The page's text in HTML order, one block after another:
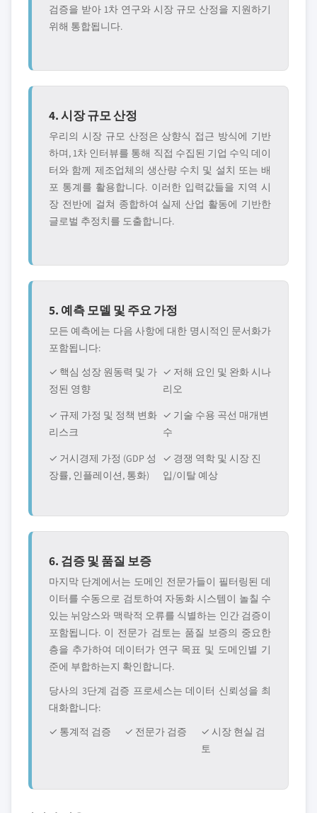
검증을 받아 1차 연구와 시장 규모 산정을 지원하기
위해 통합됩니다.
4. 시장 규모 산정
우리의 시장 규모 산정은 상향식 접근 방식에 기반
하며, 1차 인터뷰를 통해 직접 수집된 기업 수익 데이
터와 함께 제조업체의 생산량 수치 및 설치 또는 배
포 통계를 활용합니다. 이러한 입력값들을 지역 시
장 전반에 걸쳐 종합하여 실제 산업 활동에 기반한
글로벌 추정치를 도출합니다.
5. 예측 모델 및 주요 가정
모든 예측에는 다음 사항에 대한 명시적인 문서화가
포함됩니다:
✓ 핵심 성장 원동력 및 가
정된 영향
✓ 저해 요인 및 완화 시나
리오
✓ 규제 가정 및 정책 변화
리스크
✓ 기술 수용 곡선 매개변
수
✓ 거시경제 가정 (GDP 성
장률, 인플레이션, 통화)
✓ 경쟁 역학 및 시장 진
입/이탈 예상
6. 검증 및 품질 보증
마지막 단계에서는 도메인 전문가들이 필터링된 데
이터를 수동으로 검토하여 자동화 시스템이 놀칠 수
있는 뉘앙스와 맥락적 오류를 식별하는 인간 검증이
포함됩니다. 이 전문가 검토는 품질 보증의 중요한
층을 추가하여 데이터가 연구 목표 및 도메인별 기
준에 부합하는지 확인합니다.
당사의 3단계 검증 프로세스는 데이터 신뢰성을 최
대화합니다:
✓ 통계적 검증
✓ 전문가 검증
✓ 시장 현실 검
토